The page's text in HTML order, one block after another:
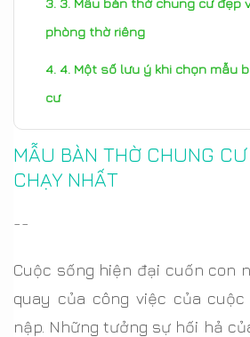
3. Mẫu bàn thờ chung cư đẹp
phòng thờ riêng
4. Một số lưu ý khi chọn mẫu
cư
MẪU BÀN THỜ CHUNG
CHẠY NHẤT
--
Cuộc sống hiện đại cuốn con
quay của công việc của
nập. Những tưởng sự hối hả